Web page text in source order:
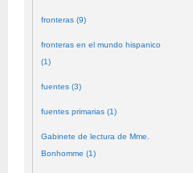
fronteras (9)
fronteras en el mundo hispanico
(1)
fuentes (3)
fuentes primarias (1)
Gabinete de lectura de Mme.
Bonhomme (1)